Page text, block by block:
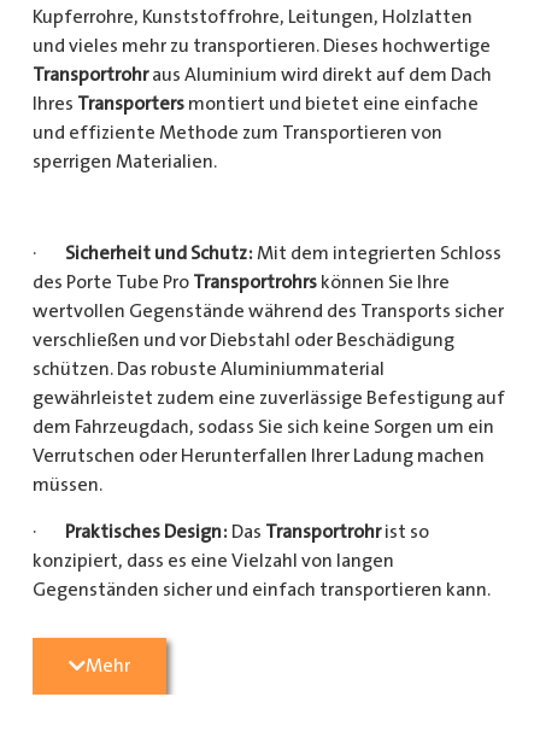
Kupferrohre, Kunststoffrohre, Leitungen, Holzlatten
und vieles mehr zu transportieren. Dieses hochwertige
Transportrohraus Aluminium wird direkt auf dem Dach
Ihres Transportersmontiert und bietet eine einfache
und effiziente Methode zum Transportieren von
sperrigen Materialien.
· Sicherheit und Schutz: Mit dem integrierten Schloss
des Porte Tube Pro Transportrohrskönnen Sie Ihre
wertvollen Gegenstände während des Transports sicher
verschließen und vor Diebstahl oder Beschädigung
schützen. Das robuste Aluminiummaterial
gewährleistet zudem eine zuverlässige Befestigung auf
dem Fahrzeugdach, sodass Sie sich keine Sorgen um ein
Verrutschen oder Herunterfallen Ihrer Ladung machen
müssen.
· Praktisches Design: Das Transportrohrist so
konzipiert, dass es eine Vielzahl von langen
Gegenständen sicher und einfach transportieren kann.
Kunststoffrohre für den Sanitärbereich oder Holzlatten
für den Bau benötigen, dieses
Mehr